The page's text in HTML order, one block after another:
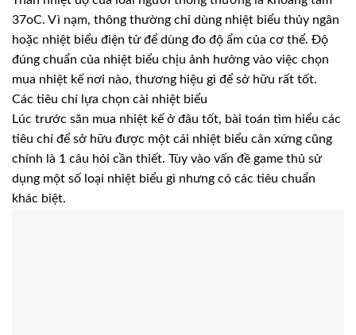
37oC. Vì nạm, thông thường chỉ dùng nhiệt biểu thủy ngân
hoặc nhiệt biểu điện tử để dùng đo độ ẩm của cơ thể. Độ
đúng chuẩn của nhiệt biểu chịu ảnh hưởng vào việc chọn
mua nhiệt kế nơi nào, thương hiệu gì để sở hữu rất tốt.
Các tiêu chí lựa chọn cài nhiệt biểu
Lúc trước săn mua nhiệt kế ở đâu tốt, bài toán tìm hiểu các
tiêu chí để sở hữu được một cái nhiệt biểu cân xứng cũng
chính là 1 câu hỏi cần thiết. Tùy vào vấn đề game thủ sử
dụng một số loại nhiệt biểu gì nhưng có các tiêu chuẩn
khác biệt.